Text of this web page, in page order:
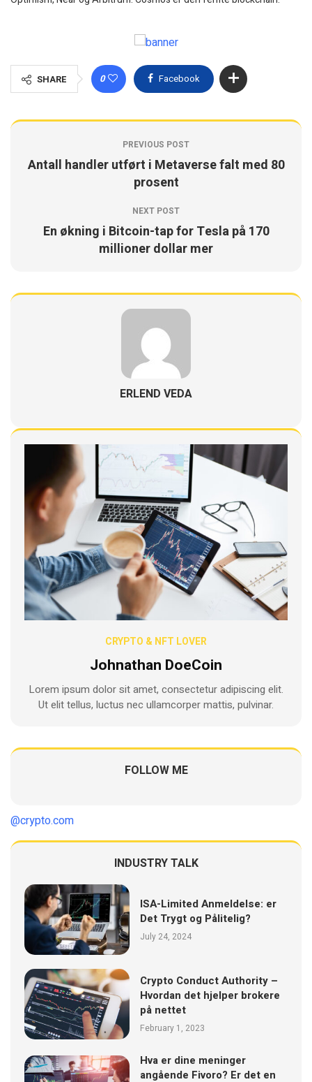
SHARE 0 Facebook
PREVIOUS POST
Antall handler utført i Metaverse falt med 80
prosent
NEXT POST
En økning i Bitcoin-tap for Tesla på 170
millioner dollar mer
ERLEND VEDA
CRYPTO & NFT LOVER
Johnathan DoeCoin
Lorem ipsum dolor sit amet, consectetur adipiscing elit.
Ut elit tellus, luctus nec ullamcorper mattis, pulvinar.
FOLLOW ME
@crypto.com
INDUSTRY TALK
ISA-Limited Anmeldelse: er
Det Trygt og Pålitelig?
July 24, 2024
Crypto Conduct Authority –
Hvordan det hjelper brokere
på nettet
February 1, 2023
Hva er dine meninger
angående Fivoro? Er det en